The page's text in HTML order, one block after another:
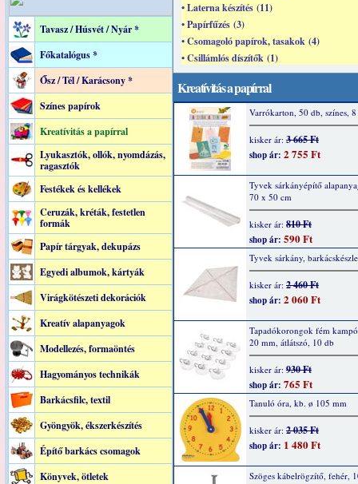
Tavasz / Húsvét / Nyár *
Főkatalógus *
Ősz / Tél / Karácsony *
Színes papírok
Kreatívitás a papírral
Lyukasztók, ollók, nyomdázás,
ragasztók
Festékek és kellékek
Ceruzák, kréták, festetlen
formák
Papír tárgyak, dekupázs
Egyedi albumok, kártyák
Virágkötészeti dekorációk
Kreatív alapanyagok
Modellezés, formaöntés
Hagyományos technikák
Barkácsfilc, textil
Gyöngyök, ékszerkészítés
Építő barkács csomagok
Könyvek, ötletek
• Laterna készítés (11)
• Papírfűzés (3)
• Csomagoló papírok, tasakok (4)
• Csillámlós díszítők (1)
Kreatívitás a papírral
Varrókarton, 50 db, színes,
kisker ár: 3 665 Ft
shop ár: 2 755 Ft
Tyvek sárkányépítő
70 x 50 cm
kisker ár: 810 Ft
shop ár: 590 Ft
Tyvek sárkány,
kisker ár: 2 460 Ft
shop ár: 2 060 Ft
Tapadókorongok fém
20 mm, átlátszó, 10 db
kisker ár: 930 Ft
shop ár: 765 Ft
Tanuló óra, kb. ø 105 mm
kisker ár: 2 035 Ft
shop ár: 1 480 Ft
Szöges kábelrögzítő, fehér,